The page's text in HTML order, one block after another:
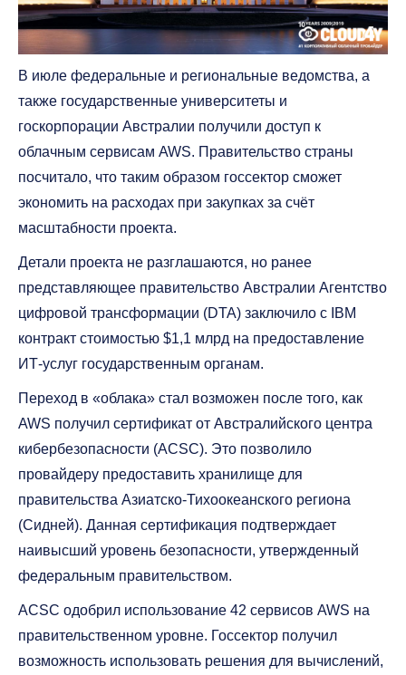
В июле федеральные и региональные ведомства, а
также государственные университеты и
госкорпорации Австралии получили доступ к
облачным сервисам AWS. Правительство страны
посчитало, что таким образом госсектор сможет
экономить на расходах при закупках за счёт
масштабности проекта.
Детали проекта не разглашаются, но ранее
представляющее правительство Австралии Агентство
цифровой трансформации (DTA) заключило с IBM
контракт стоимостью $1,1 млрд на предоставление
ИТ-услуг государственным органам.
Переход в «облака» стал возможен после того, как
AWS получил сертификат от Австралийского центра
кибербезопасности (ACSC). Это позволило
провайдеру предоставить хранилище для
правительства Азиатско-Тихоокеанского региона
(Сидней). Данная сертификация подтверждает
наивысший уровень безопасности, утвержденный
федеральным правительством.
ACSC одобрил использование 42 сервисов AWS на
правительственном уровне. Госсектор получил
возможность использовать решения для вычислений,